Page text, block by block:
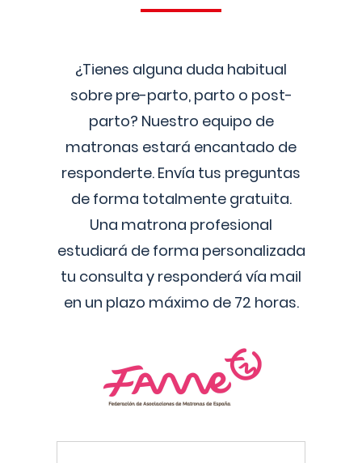
¿Tienes alguna duda habitual
sobre pre-parto, parto o post-
parto? Nuestro equipo de
matronas estará encantado de
responderte. Envía tus preguntas
de forma totalmente gratuita.
Una matrona profesional
estudiará de forma personalizada
tu consulta y responderá vía mail
en un plazo máximo de 72 horas.